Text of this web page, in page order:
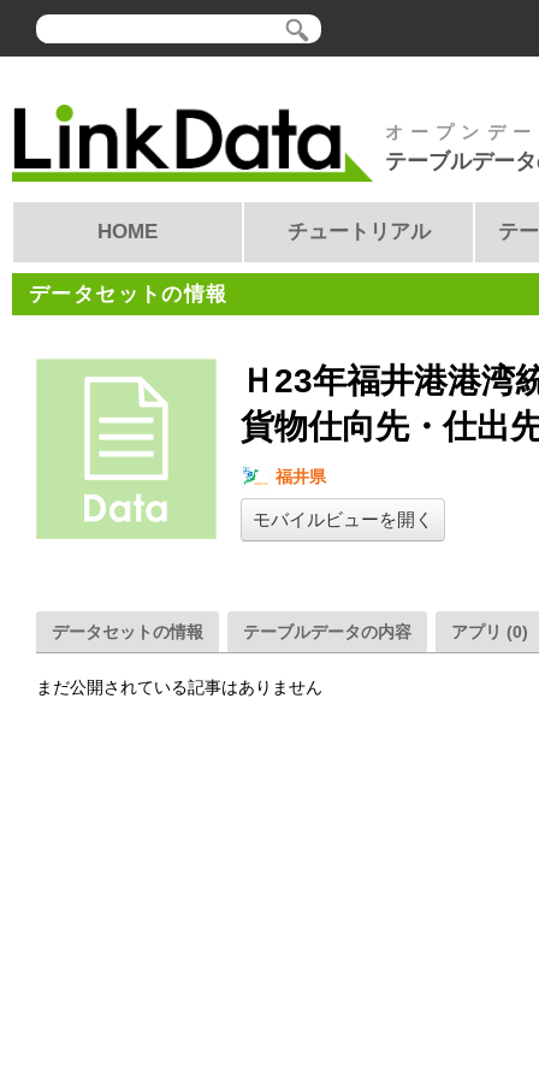
オープンデ
テーブルデー
HOME チュートリアル テ
データセットの情報
Ｈ23年福井港港湾
貨物仕向先・仕出
福井県
モバイルビューを開く
データセットの情報 テーブルデータの内容 アプリ (0)
まだ公開されている記事はありません